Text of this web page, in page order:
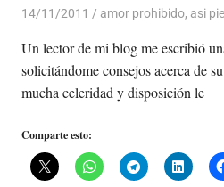
14/11/2011 Luis Castellanos
amor prohibido, asi
Un lector de mi blog me escribió
solicitándome consejos acerca de
mucha celeridad y disposición le
Comparte esto: